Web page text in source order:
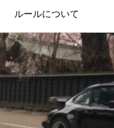
ルールについて